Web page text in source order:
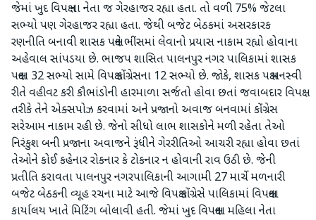
જેમાં ખુદ વિપક્ષ ના નેતા જ ગેરહાજર રહ્યા હતા. તો વળી 75% જેટલા
સભ્યો પણ ગેરહાજર રહ્યા હતા. જેથી બજેટ બેઠકમાં અસરકારક
રણનીતિ બનાવી શાસક પક્ષને ભીંસમાં લેવાનો પ્રયાસ નાકામ રહ્યો હોવાના
અહેવાલ સાંપડયા છે. ભાજપ શાસિત પાલનપુર નગર પાલિકામાં શાસક
પક્ષના 32 સભ્યો સામે વિપક્ષ કોંગ્રેસના 12 સભ્યો છે. જોકે, શાસક પક્ષ મનસ્વી
રીતે વહીવટ કરી કૌભાંડોની હારમાળા સર્જતો હોવા છતાં જવાબદાર વિપક્ષ
તરીકે તેને એક્સપોઝ કરવામાં અને પ્રજાનો અવાજ બનવામાં કોંગ્રેસ
સરેઆમ નાકામ રહી છે. જેનો સીધો લાભ શાસકોને મળી રહેતા તેઓ
નિરંકુશ બની પ્રજાના અવાજને રૂંધીને ગેરરીતિઓ આચરી રહ્યા હોવા છતાં
તેઓને કોઈ કહેનાર રોકનાર કે ટોકનાર ન હોવાની રાવ ઉઠી છે. જેની
પ્રતીતિ કરાવતા પાલનપુર નગરપાલિકાની આગામી 27 માર્ચે મળનારી
બજેટ બેઠકની વ્યૂહ રચના માટે આજે વિપક્ષ કોંગ્રેસે પાલિકામાં વિપક્ષના
કાર્યાલય ખાતે મિટિંગ બોલાવી હતી. જેમાં ખુદ વિપક્ષના મહિલા નેતા